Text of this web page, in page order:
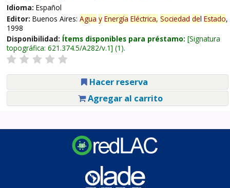
Idioma: Español
Editor: Buenos Aires: Agua y Energía Eléctrica, Sociedad del Estado,
1998
Disponibilidad: Ítems disponibles para préstamo: Signatura
topográfica: 621.374.5/A282/v.1 (1).
Hacer reserva
Agregar al carrito